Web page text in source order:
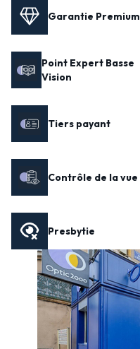
Garantie Premium
Point Expert Basse
Vision
Tiers payant
Contrôle de la vue
Presbytie